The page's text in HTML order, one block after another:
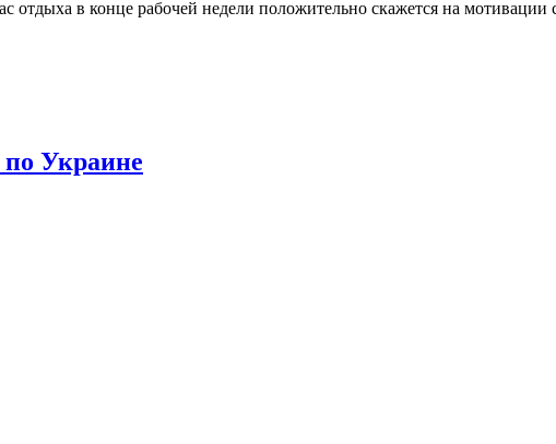
в конце рабочей недели положительно скажется на
Украине